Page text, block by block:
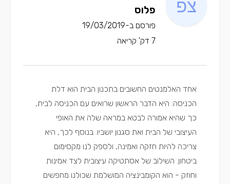
פלוס
פורסם ב-19/03/2019
7 דק' קריאה
אחד האלמנטים החשובים בתכנון הבית הוא דלת
הכניסה: היא הדבר הראשון שרואים עם הכניסה לבית,
כך שהיא אמורה לבטא במראה שלה את האופי
העיצובי של הבית ואת סגנון יושביו. בנוסף לכך, היא
צריכה להיות חזקה ואמינה, ולספק לנו מקסימום
ביטחון. השילוב של אסתטיקה עיצובית לצד אמינות
וחוזק - הוא הקומבינציה המושלמת שכולנו מחפשים